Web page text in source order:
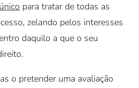
para tratar de todas as
zelando pelos interesses
daquilo a que o seu
o pretender uma avaliação